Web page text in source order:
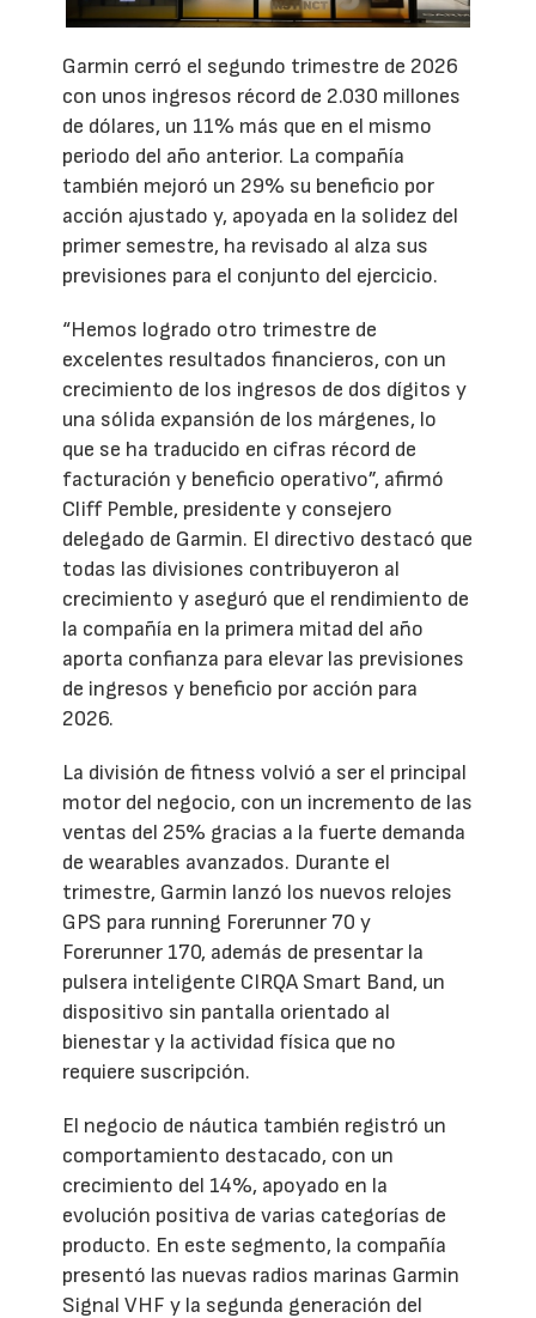
Garmin cerró el segundo trimestre de 2026
con unos ingresos récord de 2.030 millones
de dólares, un 11% más que en el mismo
periodo del año anterior. La compañía
también mejoró un 29% su beneficio por
acción ajustado y, apoyada en la solidez del
primer semestre, ha revisado al alza sus
previsiones para el conjunto del ejercicio.
“Hemos logrado otro trimestre de
excelentes resultados financieros, con un
crecimiento de los ingresos de dos dígitos y
una sólida expansión de los márgenes, lo
que se ha traducido en cifras récord de
facturación y beneficio operativo”, afirmó
Cliff Pemble, presidente y consejero
delegado de Garmin. El directivo destacó que
todas las divisiones contribuyeron al
crecimiento y aseguró que el rendimiento de
la compañía en la primera mitad del año
aporta confianza para elevar las previsiones
de ingresos y beneficio por acción para
2026.
La división de fitness volvió a ser el principal
motor del negocio, con un incremento de las
ventas del 25% gracias a la fuerte demanda
de wearables avanzados. Durante el
trimestre, Garmin lanzó los nuevos relojes
GPS para running Forerunner 70 y
Forerunner 170, además de presentar la
pulsera inteligente CIRQA Smart Band, un
dispositivo sin pantalla orientado al
bienestar y la actividad física que no
requiere suscripción.
El negocio de náutica también registró un
comportamiento destacado, con un
crecimiento del 14%, apoyado en la
evolución positiva de varias categorías de
producto. En este segmento, la compañía
presentó las nuevas radios marinas Garmin
Signal VHF y la segunda generación del